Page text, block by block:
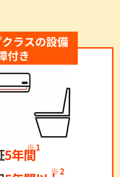
ラスの設備
付き
5年間